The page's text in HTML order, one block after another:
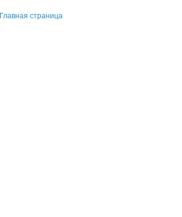
Главная страница